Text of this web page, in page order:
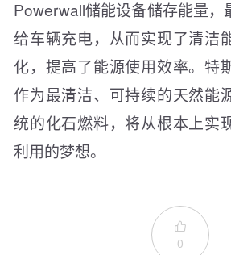
Powerwall储能设备储存能量，
给车辆充电，从而实现了清洁
化，提高了能源使用效率。特
作为最清洁、可持续的天然能
统的化石燃料，将从根本上实
利用的梦想。

0